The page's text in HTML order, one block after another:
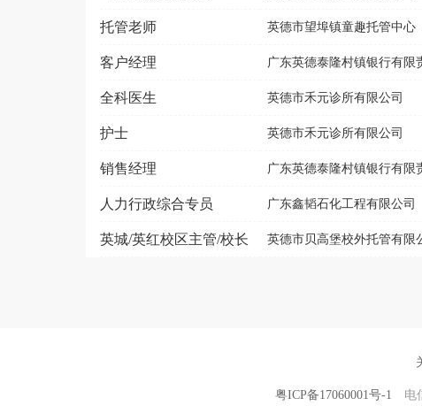
托管老师 英德市望埠镇童趣托管中心
客户经理 广东英德泰隆村镇银行有限
全科医生 英德市禾元诊所有限公司
护士 英德市禾元诊所有限公司
销售经理 广东英德泰隆村镇银行有限
人力行政综合专员 广东鑫韬石化工程有限公司
英城/英红校区主管/校长 英德市贝高堡校外托管有限
粤ICP备17060001号-1 电